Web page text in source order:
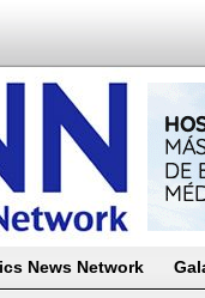
News Network